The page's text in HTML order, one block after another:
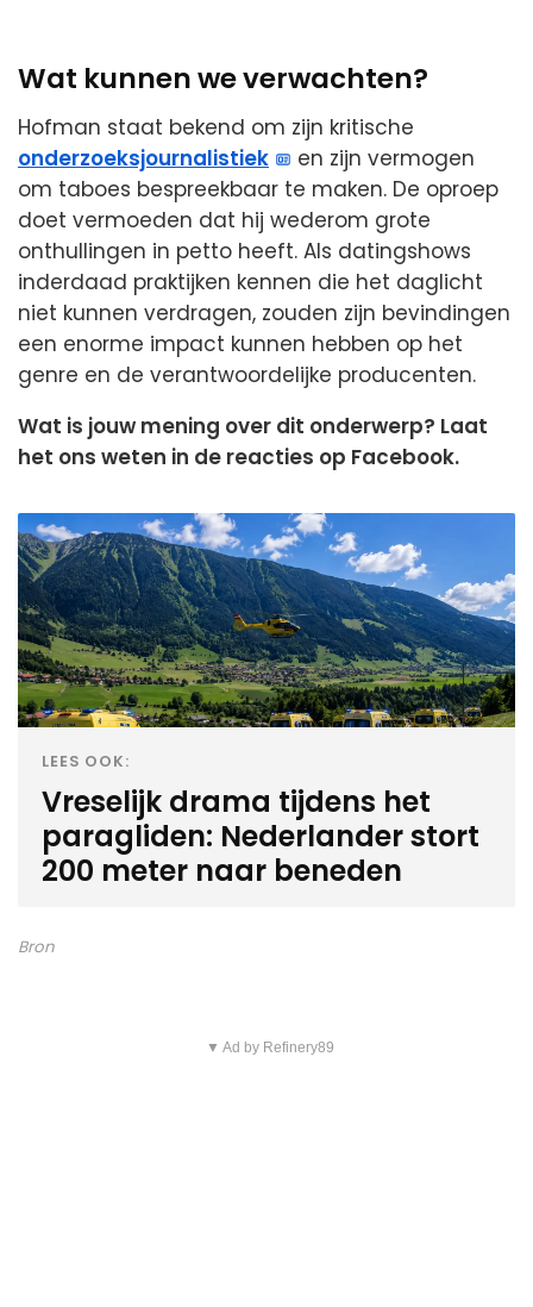
Wat kunnen we verwachten?
Hofman staat bekend om zijn kritische
onderzoeksjournalistiek
en zijn vermogen
om taboes bespreekbaar te maken. De oproep
doet vermoeden dat hij wederom grote
onthullingen in petto heeft. Als datingshows
inderdaad praktijken kennen die het daglicht
niet kunnen verdragen, zouden zijn bevindingen
een enorme impact kunnen hebben op het
genre en de verantwoordelijke producenten.
Wat is jouw mening over dit onderwerp? Laat
het ons weten in de reacties op Facebook.
LEES OOK:
Vreselijk drama tijdens het
paragliden: Nederlander stort
200 meter naar beneden
Bron
▼ Ad by Refinery89